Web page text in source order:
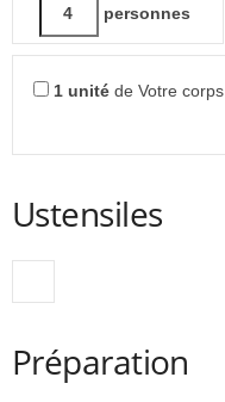
personnes
1 unité de Votre corps
Ustensiles
Préparation